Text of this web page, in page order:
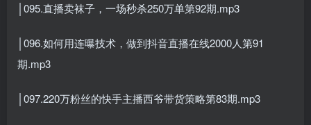
│095.直播卖袜子，一场秒杀250万单第92期.mp3
│096.如何用连曝技术，做到抖音直播在线2000人第91
期.mp3
│097.220万粉丝的快手主播西爷带货策略第83期.mp3